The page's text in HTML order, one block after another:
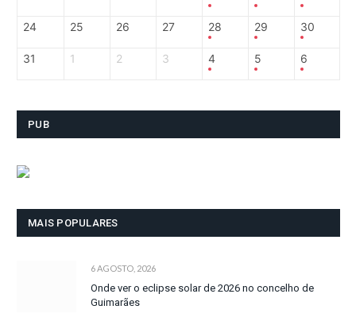
24 25 26 27 28 29 30
31 1 2 3 4 5 6
PUB
MAIS POPULARES
6 AGOSTO, 2026
Onde ver o eclipse solar de 2026 no concelho de
Guimarães